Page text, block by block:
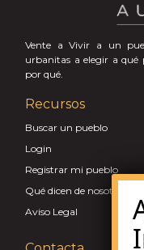
Vente a Vivir a un
urbanitas a elegir a
por qué.
Recursos
Buscar un pueblo
Login
Registrar mi pueblo
Qué dicen de nosotros
Aviso Legal